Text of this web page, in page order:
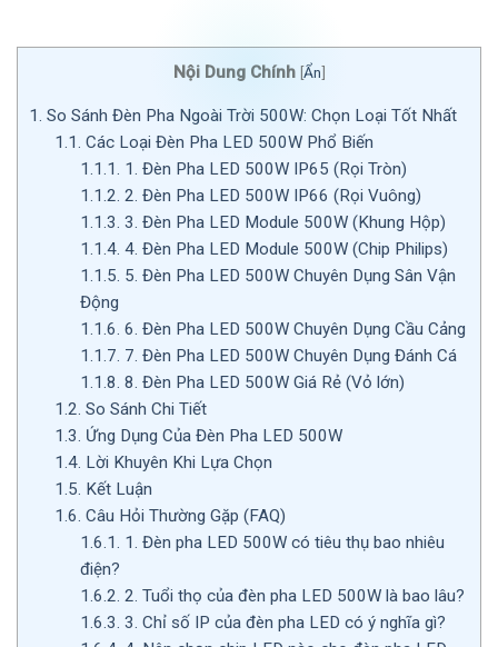
Nội Dung Chính [Ẩn]
1. So Sánh Đèn Pha Ngoài Trời 500W: Chọn Loại Tốt Nhất
1.1. Các Loại Đèn Pha LED 500W Phổ Biến
1.1.1. 1. Đèn Pha LED 500W IP65 (Rọi Tròn)
1.1.2. 2. Đèn Pha LED 500W IP66 (Rọi Vuông)
1.1.3. 3. Đèn Pha LED Module 500W (Khung Hộp)
1.1.4. 4. Đèn Pha LED Module 500W (Chip Philips)
1.1.5. 5. Đèn Pha LED 500W Chuyên Dụng Sân Vận
Động
1.1.6. 6. Đèn Pha LED 500W Chuyên Dụng Cầu Cảng
1.1.7. 7. Đèn Pha LED 500W Chuyên Dụng Đánh Cá
1.1.8. 8. Đèn Pha LED 500W Giá Rẻ (Vỏ lớn)
1.2. So Sánh Chi Tiết
1.3. Ứng Dụng Của Đèn Pha LED 500W
1.4. Lời Khuyên Khi Lựa Chọn
1.5. Kết Luận
1.6. Câu Hỏi Thường Gặp (FAQ)
1.6.1. 1. Đèn pha LED 500W có tiêu thụ bao nhiêu
điện?
1.6.2. 2. Tuổi thọ của đèn pha LED 500W là bao lâu?
1.6.3. 3. Chỉ số IP của đèn pha LED có ý nghĩa gì?